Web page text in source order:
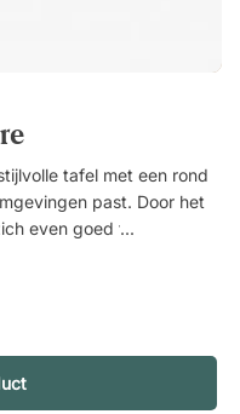
tafel met een rond
past. Door het
even goed thuis in de
buiten te gebruiken.